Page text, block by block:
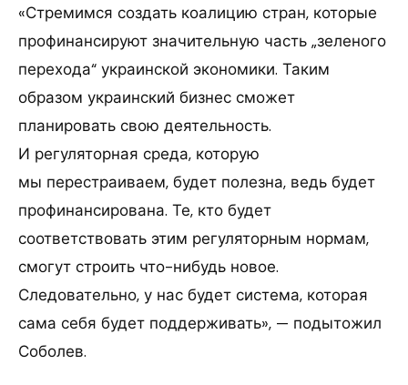
«Стремимся создать коалицию стран, которые
профинансируют значительную часть „зеленого
перехода“ украинской экономики. Таким
образом украинский бизнес сможет
планировать свою деятельность.
И регуляторная среда, которую
мы перестраиваем, будет полезна, ведь будет
профинансирована. Те, кто будет
соответствовать этим регуляторным нормам,
смогут строить что-нибудь новое.
Следовательно, у нас будет система, которая
сама себя будет поддерживать», — подытожил
Соболев.